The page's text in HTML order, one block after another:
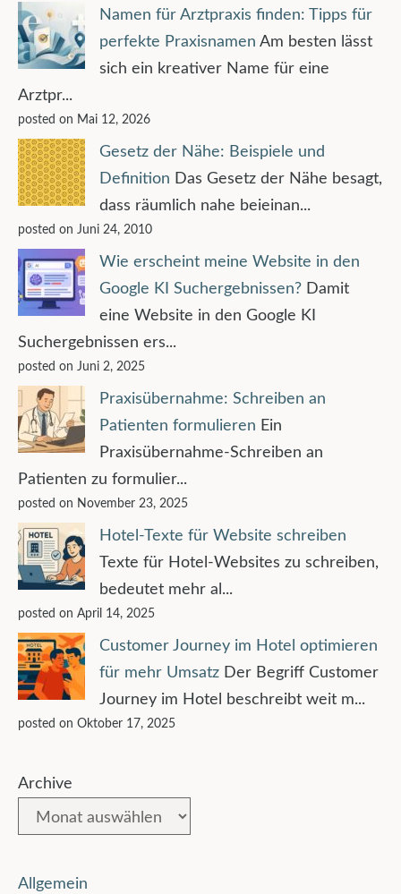
Namen für Arztpraxis finden: Tipps für
perfekte Praxisnamen Am besten lässt
sich ein kreativer Name für eine
Arztpr...
posted on Mai 12, 2026
Gesetz der Nähe: Beispiele und
Definition Das Gesetz der Nähe besagt,
dass räumlich nahe beieinan...
posted on Juni 24, 2010
Wie erscheint meine Website in den
Google KI Suchergebnissen? Damit
eine Website in den Google KI
Suchergebnissen ers...
posted on Juni 2, 2025
Praxisübernahme: Schreiben an
Patienten formulieren Ein
Praxisübernahme-Schreiben an
Patienten zu formulier...
posted on November 23, 2025
Hotel-Texte für Website schreiben
Texte für Hotel-Websites zu schreiben,
bedeutet mehr al...
posted on April 14, 2025
Customer Journey im Hotel optimieren
für mehr Umsatz Der Begriff Customer
Journey im Hotel beschreibt weit m...
posted on Oktober 17, 2025
Archive
Allgemein